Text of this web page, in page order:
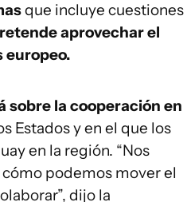
que incluye cuestiones
aprovechar el
europeo.
sobre la cooperación en
Estados y en el que los
en la región. “Nos
podemos mover el
dijo la